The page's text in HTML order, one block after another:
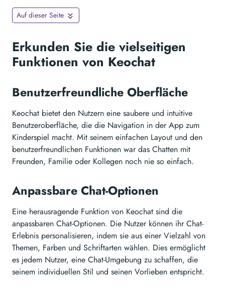
Auf dieser Seite
Erkunden Sie die vielseitigen
Funktionen von Keochat
Benutzerfreundliche Oberfläche
Keochat bietet den Nutzern eine saubere und intuitive
Benutzeroberfläche, die die Navigation in der App zum
Kinderspiel macht. Mit seinem einfachen Layout und den
benutzerfreundlichen Funktionen war das Chatten mit
Freunden, Familie oder Kollegen noch nie so einfach.
Anpassbare Chat-Optionen
Eine herausragende Funktion von Keochat sind die
anpassbaren Chat-Optionen. Die Nutzer können ihr Chat-
Erlebnis personalisieren, indem sie aus einer Vielzahl von
Themen, Farben und Schriftarten wählen. Dies ermöglicht
es jedem Nutzer, eine Chat-Umgebung zu schaffen, die
seinem individuellen Stil und seinen Vorlieben entspricht.